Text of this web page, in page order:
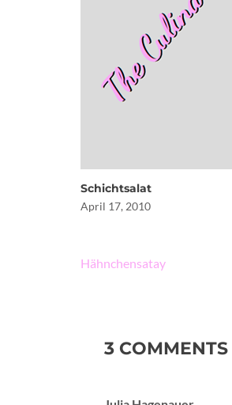
Schichtsalat
April 17, 2010
Beitragsnavigation
Hähnchensatay
3 COMMENTS